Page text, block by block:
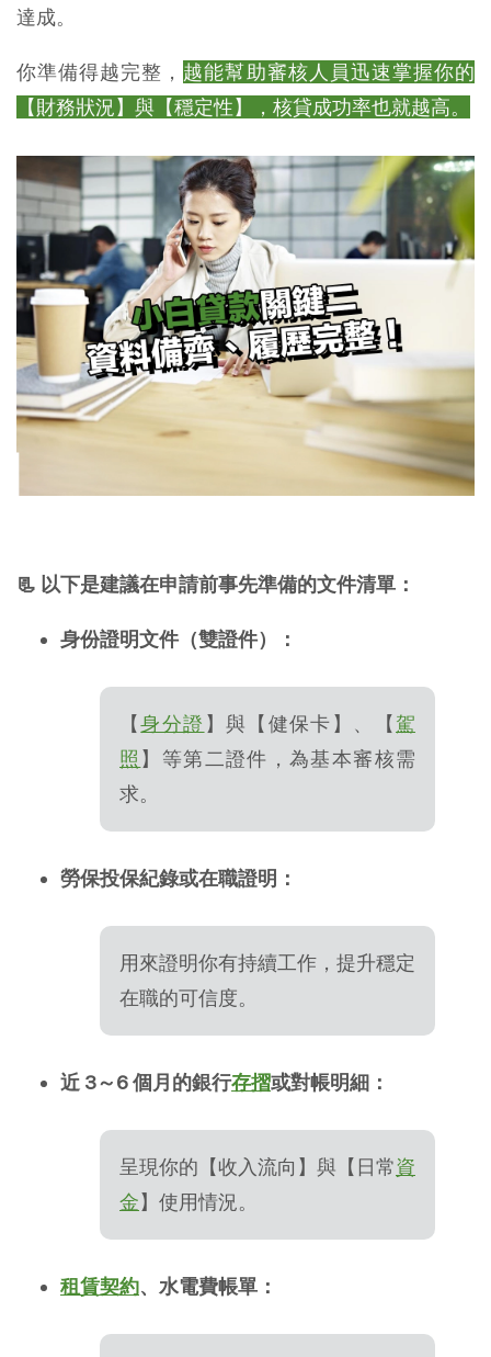
達成。
你準備得越完整， 越能幫助審核人員迅速掌握你的
【財務狀況】與【穩定性】，核貸成功率也就越高。
📃 以下是建議在申請前事先準備的文件清單：
身份證明文件（雙證件）：
【身分證 】與【健保卡】、【駕
照 】等第二證件，為基本審核需
求。
勞保投保紀錄或在職證明：
用來證明你有持續工作，提升穩定
在職的可信度。
近 3～6 個月的銀行存摺或對帳明細：
呈現你的【收入流向】與【日常資
金】使用情況。
租賃契約、水電費帳單：